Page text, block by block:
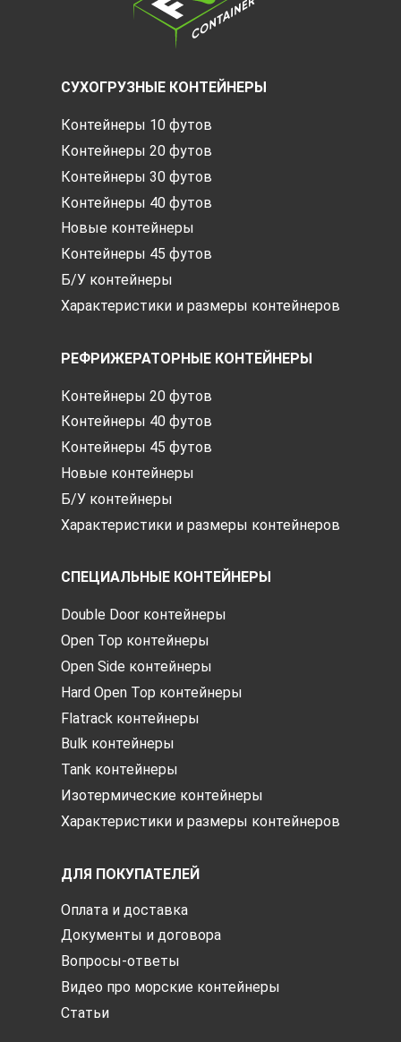
СУХОГРУЗНЫЕ КОНТЕЙНЕРЫ
Контейнеры 10 футов
Контейнеры 20 футов
Контейнеры 30 футов
Контейнеры 40 футов
Новые контейнеры
Контейнеры 45 футов
Б/У контейнеры
Характеристики и размеры контейнеров
РЕФРИЖЕРАТОРНЫЕ КОНТЕЙНЕРЫ
Контейнеры 20 футов
Контейнеры 40 футов
Контейнеры 45 футов
Новые контейнеры
Б/У контейнеры
Характеристики и размеры контейнеров
СПЕЦИАЛЬНЫЕ КОНТЕЙНЕРЫ
Double Door контейнеры
Open Top контейнеры
Open Side контейнеры
Hard Open Top контейнеры
Flatrack контейнеры
Bulk контейнеры
Tank контейнеры
Изотермические контейнеры
Характеристики и размеры контейнеров
ДЛЯ ПОКУПАТЕЛЕЙ
Оплата и доставка
Документы и договора
Вопросы-ответы
Видео про морские контейнеры
Статьи